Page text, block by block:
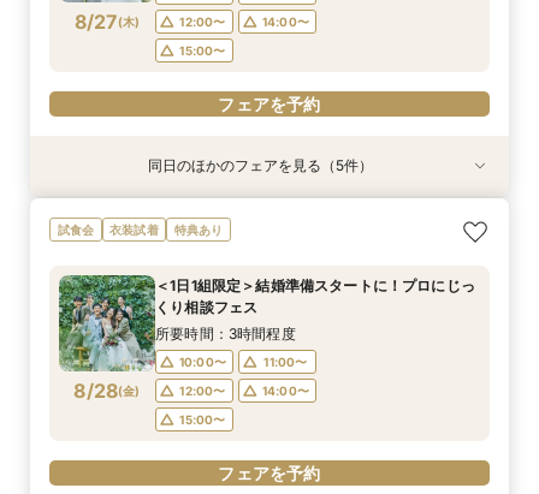
フェアを予約
フェアを予約
フェアを予約
フェアを予約
8/27(木) 12:00〜
14:00〜
15:00〜
フェアを予約
特典あり
8/27(木)
【10名～におすすめ*少人数W】挙式×会食プラ
ン×おもてなし体験
10:00〜
12:00〜
14:00〜
15:00〜
フェアを予約
衣装試着 特典あり
8/27(木)
【大切な家族のペットと一緒に】限定特典付*
ペットW安心相談会
10:00〜
12:00〜
14:00〜
15:00〜
フェアを予約
衣装試着 特典あり
8/27(木)
＜初めての式場見学＞心躍る花嫁の第一歩♪ゆっ
たり相談＆見学会
10:00〜
12:00〜
14:00〜
15:00〜
フェアを予約
8/27(木)
【遠方の方◎オンライン相談会】スマホで簡単！
豪華5大特典付き
10:00〜
12:00〜
14:00〜
15:00〜
フェアを予約
衣装試着 特典あり
8/27(木)
マイナビ★木曜限定★貸切邸宅で演出体験♪凱旋
門フォト＆口コミ◎絶品試食
10:00〜
12:00〜
14:00〜
15:00〜
フェアを予約
同日のほかのフェアを見る（5件）
試食会 衣装試着 特典あり
8/28(金)
＜1日1組限定＞結婚準備スタートに！プロにじっ
くり相談フェス
所要時間：3時間程度
10:00〜
11:00〜
12:00〜
14:00〜
15:00〜
フェアを予約